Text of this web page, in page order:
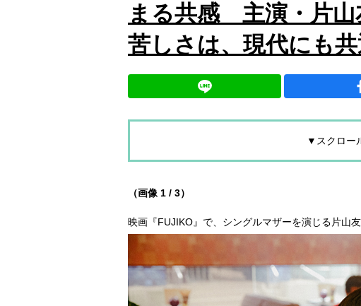
まる共感 主演・片山
苦しさは、現代にも共
▼スクロー
（画像 1 / 3）
映画『FUJIKO』で、シングルマザーを演じる片山